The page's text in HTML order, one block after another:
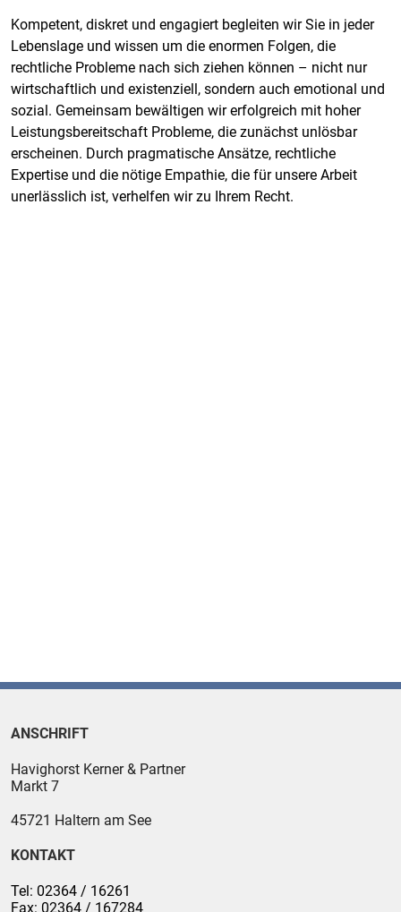
Kompetent, diskret und engagiert begleiten wir Sie in jeder
Lebenslage und wissen um die enormen Folgen, die
rechtliche Probleme nach sich ziehen können – nicht nur
wirtschaftlich und existenziell, sondern auch emotional und
sozial. Gemeinsam bewältigen wir erfolgreich mit hoher
Leistungsbereitschaft Probleme, die zunächst unlösbar
erscheinen. Durch pragmatische Ansätze, rechtliche
Expertise und die nötige Empathie, die für unsere Arbeit
unerlässlich ist, verhelfen wir zu Ihrem Recht.
ANSCHRIFT
Havighorst Kerner & Partner
Markt 7
45721 Haltern am See
KONTAKT
Tel: 02364 / 16261
Fax: 02364 / 167284